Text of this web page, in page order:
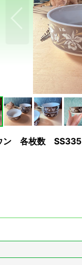
各枚数 SS335